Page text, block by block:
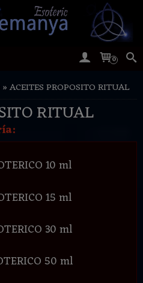
0
»ACEITES PROPOSITO RITUAL
RITUAL
10 ml
15 ml
30 ml
50 ml